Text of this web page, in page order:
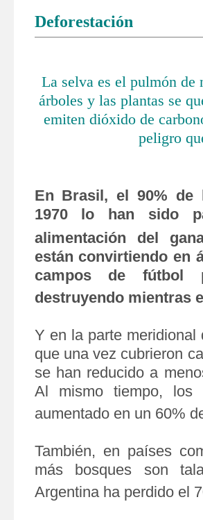
Deforestación
La selva es el pulmón de
árboles y las plantas se
emiten dióxido de
peligro
En Brasil, el 90% de
1970 lo han sido
alimentación del
están convirtiendo en
campos de fútbol
destruyendo mientras
Y en la parte meridional
que una vez cubrieron
se han reducido a
Al mismo tiempo, los
aumentado en un 60%
También, en países
más bosques son
Argentina ha perdido el